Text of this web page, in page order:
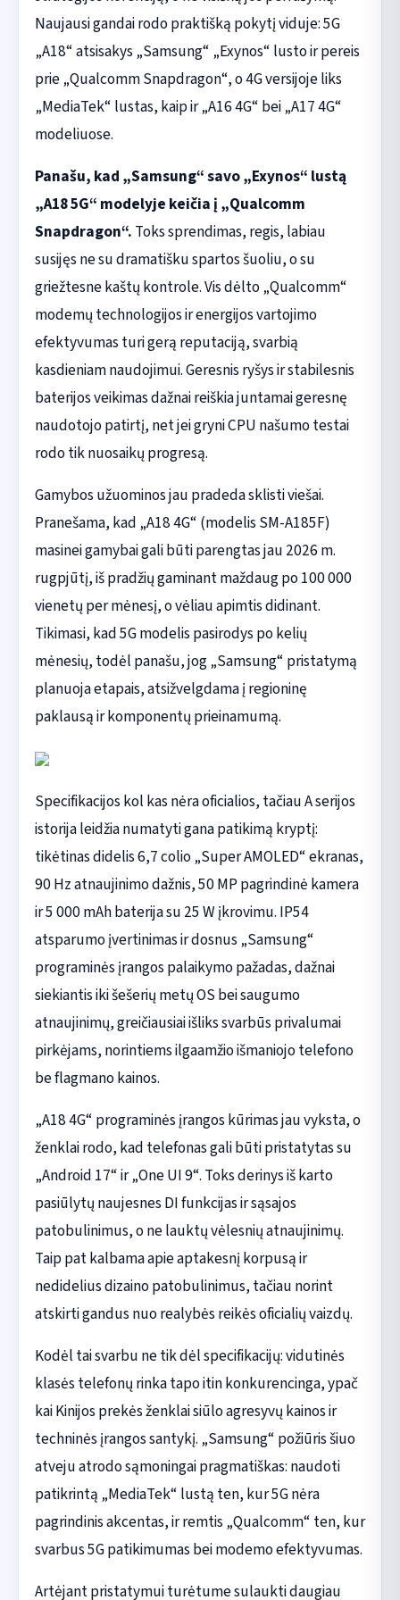
Naujausi gandai rodo praktišką pokytį viduje: 5G
„A18“ atsisakys „Samsung“ „Exynos“ lusto ir pereis
prie „Qualcomm Snapdragon“, o 4G versijoje liks
„MediaTek“ lustas, kaip ir „A16 4G“ bei „A17 4G“
modeliuose.
Panašu, kad „Samsung“ savo „Exynos“ lustą
„A18 5G“ modelyje keičia į „Qualcomm
Snapdragon“. Toks sprendimas, regis, labiau
susijęs ne su dramatišku spartos šuoliu, o su
griežtesne kaštų kontrole. Vis dėlto „Qualcomm“
modemų technologijos ir energijos vartojimo
efektyvumas turi gerą reputaciją, svarbią
kasdieniam naudojimui. Geresnis ryšys ir stabilesnis
baterijos veikimas dažnai reiškia juntamai geresnę
naudotojo patirtį, net jei gryni CPU našumo testai
rodo tik nuosaikų progresą.
Gamybos užuominos jau pradeda sklisti viešai.
Pranešama, kad „A18 4G“ (modelis SM-A185F)
masinei gamybai gali būti parengtas jau 2026 m.
rugpjūtį, iš pradžių gaminant maždaug po 100 000
vienetų per mėnesį, o vėliau apimtis didinant.
Tikimasi, kad 5G modelis pasirodys po kelių
mėnesių, todėl panašu, jog „Samsung“ pristatymą
planuoja etapais, atsižvelgdama į regioninę
paklausą ir komponentų prieinamumą.
Specifikacijos kol kas nėra oficialios, tačiau A serijos
istorija leidžia numatyti gana patikimą kryptį:
tikėtinas didelis 6,7 colio „Super AMOLED“ ekranas,
90 Hz atnaujinimo dažnis, 50 MP pagrindinė kamera
ir 5 000 mAh baterija su 25 W įkrovimu. IP54
atsparumo įvertinimas ir dosnus „Samsung“
programinės įrangos palaikymo pažadas, dažnai
siekiantis iki šešerių metų OS bei saugumo
atnaujinimų, greičiausiai išliks svarbūs privalumai
pirkėjams, norintiems ilgaamžio išmaniojo telefono
be flagmano kainos.
„A18 4G“ programinės įrangos kūrimas jau vyksta, o
ženklai rodo, kad telefonas gali būti pristatytas su
„Android 17“ ir „One UI 9“. Toks derinys iš karto
pasiūlytų naujesnes DI funkcijas ir sąsajos
patobulinimus, o ne lauktų vėlesnių atnaujinimų.
Taip pat kalbama apie aptakesnį korpusą ir
nedidelius dizaino patobulinimus, tačiau norint
atskirti gandus nuo realybės reikės oficialių vaizdų.
Kodėl tai svarbu ne tik dėl specifikacijų: vidutinės
klasės telefonų rinka tapo itin konkurencinga, ypač
kai Kinijos prekės ženklai siūlo agresyvų kainos ir
techninės įrangos santykį. „Samsung“ požiūris šiuo
atveju atrodo sąmoningai pragmatiškas: naudoti
patikrintą „MediaTek“ lustą ten, kur 5G nėra
pagrindinis akcentas, ir remtis „Qualcomm“ ten, kur
svarbus 5G patikimumas bei modemo efektyvumas.
Artėjant pristatymui turėtume sulaukti daugiau